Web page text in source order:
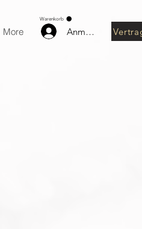
Warenkorb
More Anmelden